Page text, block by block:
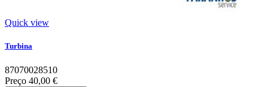
Quick view
Turbina
87070028510
Preço 40,00 €